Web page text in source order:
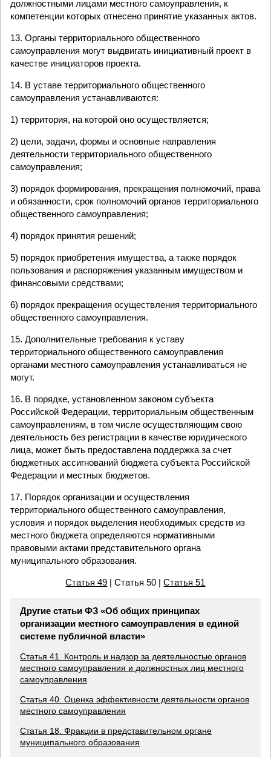
должностными лицами местного самоуправления, к
компетенции которых отнесено принятие указанных актов.
13. Органы территориального общественного
самоуправления могут выдвигать инициативный проект в
качестве инициаторов проекта.
14. В уставе территориального общественного
самоуправления устанавливаются:
1) территория, на которой оно осуществляется;
2) цели, задачи, формы и основные направления
деятельности территориального общественного
самоуправления;
3) порядок формирования, прекращения полномочий, права
и обязанности, срок полномочий органов территориального
общественного самоуправления;
4) порядок принятия решений;
5) порядок приобретения имущества, а также порядок
пользования и распоряжения указанным имуществом и
финансовыми средствами;
6) порядок прекращения осуществления территориального
общественного самоуправления.
15. Дополнительные требования к уставу
территориального общественного самоуправления
органами местного самоуправления устанавливаться не
могут.
16. В порядке, установленном законом субъекта
Российской Федерации, территориальным общественным
самоуправлениям, в том числе осуществляющим свою
деятельность без регистрации в качестве юридического
лица, может быть предоставлена поддержка за счет
бюджетных ассигнований бюджета субъекта Российской
Федерации и местных бюджетов.
17. Порядок организации и осуществления
территориального общественного самоуправления,
условия и порядок выделения необходимых средств из
местного бюджета определяются нормативными
правовыми актами представительного органа
муниципального образования.
Статья 49 | Статья 50 |Статья 51
Другие статьи ФЗ «Об общих принципах
организации местного самоуправления в единой
системе публичной власти»
Статья 41. Контроль и надзор за деятельностью органов
местного самоуправления и должностных лиц местного
самоуправления
Статья 40. Оценка эффективности деятельности органов
местного самоуправления
Статья 18. Фракции в представительном органе
муниципального образования